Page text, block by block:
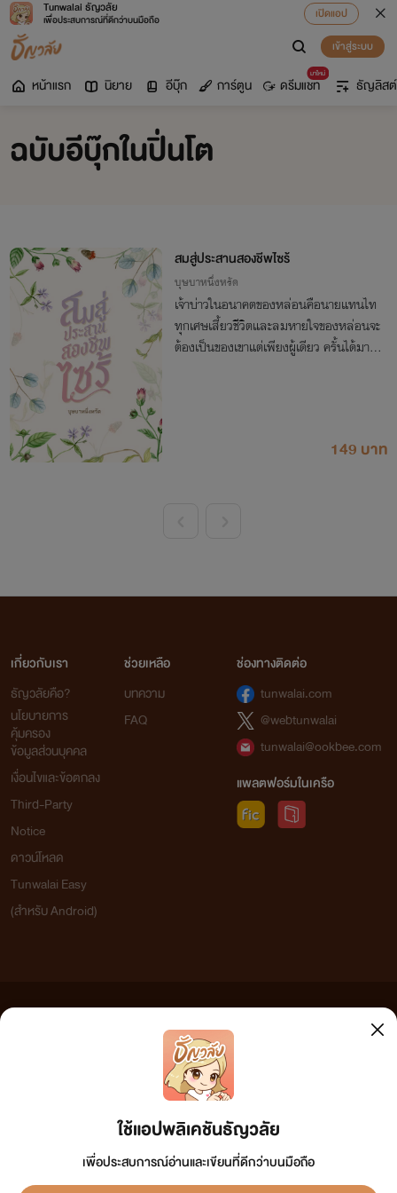
Tunwalai ธัญวลัย
เพื่อประสบการณ์ที่ดีกว่าบนมือถือ
เปิดแอป
เข้าสู่ระบบ
หน้าแรก นิยาย อีบุ๊ก การ์ตูน
มาใหม่
ดรีมแชท ธัญลิสต์
ฉบับอีบุ๊กในปิ่นโต
สมสู่ประสานสองชีพไซร้
บุษบาหนึ่งหรัด
เจ้าบ่าวในอนาคตของหล่อนคือนายแทนไท
ทุกเศษเสี้ยวชีวิตและลมหายใจของหล่อนจะ
ต้องเป็นของเขาแต่เพียงผู้เดียว ครั้นได้มา
149 บาท
ใช้แอปพลิเคชันธัญวลัย
เพื่อประสบการณ์อ่านและเขียนที่ดีกว่าบนมือถือ
เกี่ยวกับเรา
ธัญวลัยคือ?
นโยบายการ
คุ้มครอง
ข้อมูลส่วนบุคคล
เงื่อนไขและข้อตกลง
Third-Party
Notice
ดาวน์โหลด
Tunwalai Easy
(สำหรับ Android)
ช่วยเหลือ
บทความ
FAQ
ช่องทางติดต่อ
tunwalai.com
@webtunwalai
tunwalai@ookbee.com
แพลตฟอร์มในเครือ
เว็บไซต์แห่งนี้ไม่ได้เห็นด้วยและไม่ขอรับผิดชอบต่อข้อความใดๆ ทั้งสิ้น ดังนั้นผู้อ่านทุกท่านโปรดใช้
วิจารณญาณในการกลั่นกรองด้วยตนเอง และหากท่านพบข้อความใดๆ ที่ขัดต่อกฎหมายและศีลธรรม
กรุณาแจ้งมาที่ tunwalai@ookbee.com เพื่อทีมงานจะได้ดำเนินการในทันที ทั้งนี้ ทางเว็บไซต์ขอสงวน
ลิขสิทธิ์ตามพระราชบัญญัติลิขสิทธิ์ (ฉบับเพิ่มเติม) พ.ศ.2558